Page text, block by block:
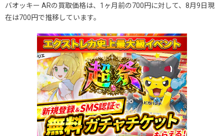
2026.2.15
250円 580円
-円
2026.2.5
250円
2026.1.15
250円 580円
2026.1.5
250円 580円
2025.12.25
200円 480円
2025.12.15
200円 480円
2025.12.5
200円 480円
2025.11.25
150円 480円
2025.11.15
150円 480円
2025.11.5
150円 480円
バオッキー ARの買取価格は、1ヶ月前の700円に対して、8月9日現
在は700円で推移しています。